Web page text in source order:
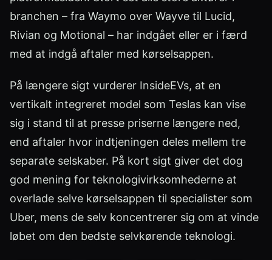
branchen – fra Waymo over Wayve til Lucid,
Rivian og Motional – har indgået eller er i færd
med at indgå aftaler med kørselsappen.
På længere sigt vurderer InsideEVs, at en
vertikalt integreret model som Teslas kan vise
sig i stand til at presse priserne længere ned,
end aftaler hvor indtjeningen deles mellem tre
separate selskaber. På kort sigt giver det dog
god mening for teknologivirksomhederne at
overlade selve kørselsappen til specialister som
Uber, mens de selv koncentrerer sig om at vinde
løbet om den bedste selvkørende teknologi.